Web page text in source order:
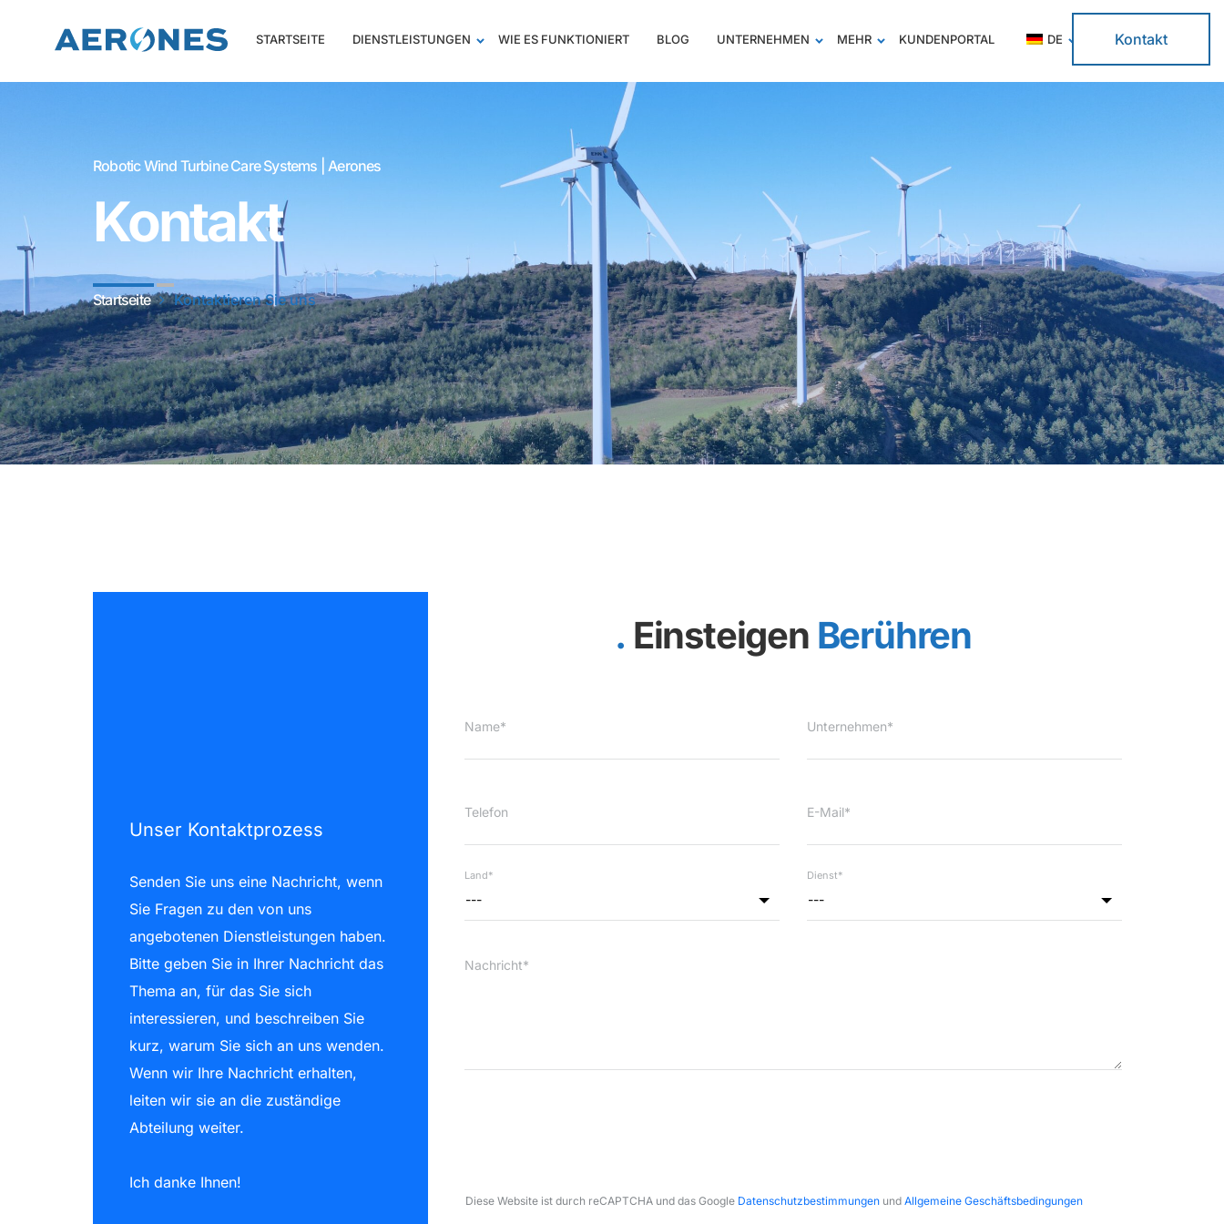
STARTSEITE DIENSTLEISTUNGEN WIE ES FUNKTIONIERT BLOG UNTERNEHMEN MEHR KUNDENPORTAL DE Kontakt
Robotic Wind Turbine Care Systems | Aerones
Kontakt
Startseite Kontaktieren Sie uns
Unser Kontaktprozess
Senden Sie uns eine Nachricht, wenn
Sie Fragen zu den von uns
angebotenen Dienstleistungen haben.
Bitte geben Sie in Ihrer Nachricht das
Thema an, für das Sie sich
interessieren, und beschreiben Sie
kurz, warum Sie sich an uns wenden.
Wenn wir Ihre Nachricht erhalten,
leiten wir sie an die zuständige
Abteilung weiter.
Ich danke Ihnen!
Einsteigen Berühren
Name* Unternehmen*
Telefon E-Mail*
---
Land*
---
Dienst*
Nachricht*
Diese Website ist durch reCAPTCHA und das Google Datenschutzbestimmungenund Allgemeine Geschäftsbedingungen